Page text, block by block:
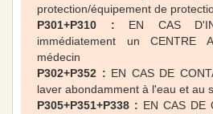
protection/équipement de
P301+P310 : EN CAS
immédiatement un CENTRE
médecin
P302+P352 : EN CAS DE
laver abondamment à l'eau et au
P305+P351+P338 : EN CAS DE